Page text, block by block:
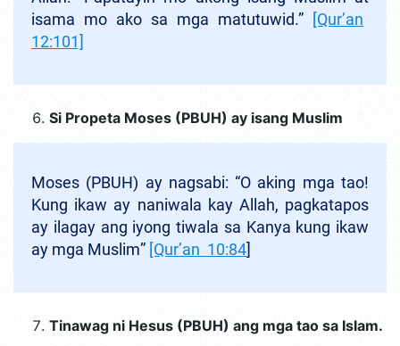
isama mo ako sa mga matutuwid.”
[Qur’an
12:101]
Si Propeta Moses (PBUH) ay isang Muslim
Moses (PBUH) ay nagsabi: “O aking mga tao!
Kung ikaw ay naniwala kay Allah, pagkatapos
ay ilagay ang iyong tiwala sa Kanya kung ikaw
ay mga Muslim” [Qur’an 10:84]
Tinawag ni Hesus (PBUH) ang mga tao sa Islam.